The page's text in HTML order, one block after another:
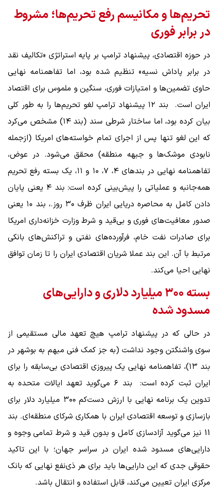
تحریم‌ها و مکانیسم رفع تحریم‌ها؛ مشروط
در برابر فوری
در حوزه اقتصادی، پیشنهاد ترامپ بر پایه استراتژی «تکالیف نقد
در برابر پاداش نسیه» تنظیم شده بود، اما تفاهمنامه نهایی
حاوی تضمین‌ها و امتیازات فوری، سنگین و ملموس برای اقتصاد
ایران است. بند ۱۲ پیشنهاد ترامپ لغو تحریم‌ها را به ‌طور کلی
بیان کرده بود، اما ساختار شرطی سند (بند ۱۴) مشخص می‌کرد
که این لغو تنها پس از اجرای تمام خواسته‌های امریکا (ازجمله
نابودی موشک‌ها و جبهه منطقه) محقق می‌شود. در عوض،
تفاهمنامه نهایی در بندهای ۴، ۷، ۱۰ و ۱۱، یک بسته رفع تحریم
همه‌جانبه و عملیاتی را پیش‌بینی کرده است: بند ۴ یعنی پایان
دادن کامل به محاصره دریایی ایران ظرف ۳۰ روز.، بند ۱۰ یعنی
صدور معافیت‌های فوری و بی‌قید و شرط وزارت خزانه‌داری امریکا
برای صادرات نفت خام، فرآورده‌های نفتی و تراکنش‌های بانکی
مرتبط با آن. این بند عملا شریان اقتصادی ایران را تا زمان توافق
نهایی احیا می‌کند.
بسته ۳۰۰ میلیارد دلاری و دارایی‌های
مسدود شده
در حالی که در پیشنهاد ترامپ هیچ تعهد مالی مستقیمی از
سوی واشنگتن وجود نداشت (به جز کمک فنی مبهم به بوشهر در
بند ۱۳)، تفاهمنامه نهایی یک پیروزی اقتصادی بی‌سابقه را برای
ایران ثبت کرده است: بند ۶ می‌گوید تعهد ایالات متحده به
تدوین یک برنامه نهایی با ارزش دست‌کم ۳۰۰ میلیارد دلار برای
بازسازی و توسعه اقتصادی ایران با همکاری شرکای منطقه‌ای. بند
11 نیز می‌گوید آزادسازی کامل و بدون قید و شرط تمامی وجوه و
دارایی‌های مسدود شده ایران در سراسر جهان؛ با این تاکید
حقوقی جدی که این دارایی‌ها باید برای هر ذی‌نفع نهایی که بانک
مرکزی ایران تعیین می‌کند، قابل استفاده و انتقال باشد.